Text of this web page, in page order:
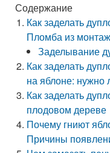
Содержание
Как заделать
Пломба из
Заделывание
Как заделать
на яблоне: нужно
Как заделать
плодовом дереве
Почему гниют
Причины